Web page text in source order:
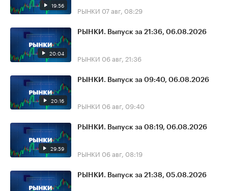
19:56 РЫНКИ 07 авг, 08:29
20:04
РЫНКИ. Выпуск за 21:36, 06.08.2026
РЫНКИ 06 авг, 21:36
20:16
РЫНКИ. Выпуск за 09:40, 06.08.2026
РЫНКИ 06 авг, 09:40
29:59
РЫНКИ. Выпуск за 08:19, 06.08.2026
РЫНКИ 06 авг, 08:19
РЫНКИ. Выпуск за 21:38, 05.08.2026